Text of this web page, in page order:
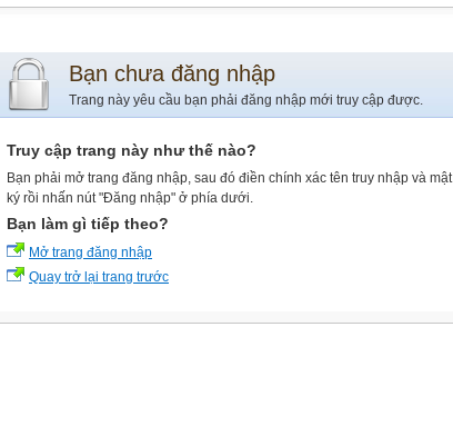
Bạn chưa đăng nhập
Trang này yêu cầu bạn phải đăng nhập mới truy cập được.
Truy cập trang này như thế nào?
Bạn phải mở trang đăng nhập, sau đó điền chính xác tên truy nhập và
ký rồi nhấn nút "Đăng nhập" ở phía dưới.
Bạn làm gì tiếp theo?
Mở trang đăng nhập
Quay trở lại trang trước